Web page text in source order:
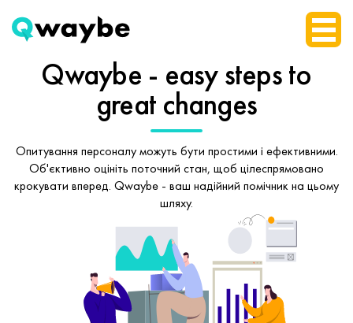
Qwaybe - easy stepsto
great changes
Опитування персоналу можуть бути простими і ефективними.
Об'єктивно оцініть поточний стан, щоб цілеспрямовано
крокувати вперед. Qwaybe - ваш надійний помічник на цьому
шляху.